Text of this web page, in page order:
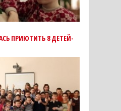
ПРИЮТИТЬ 8 ДЕТЕЙ-